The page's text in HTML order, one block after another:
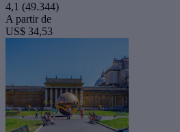
4,1 (49.344)
A partir de
US$ 34,53